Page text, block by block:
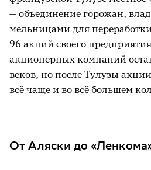
— объединение горожан,
мельницами для
96 акций своего
акционерных компаний
веков, но после Тулузы
всё чаще и во всё большем
От Аляски до